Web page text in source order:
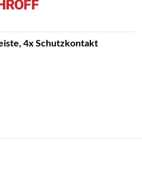
4x Schutzkontakt